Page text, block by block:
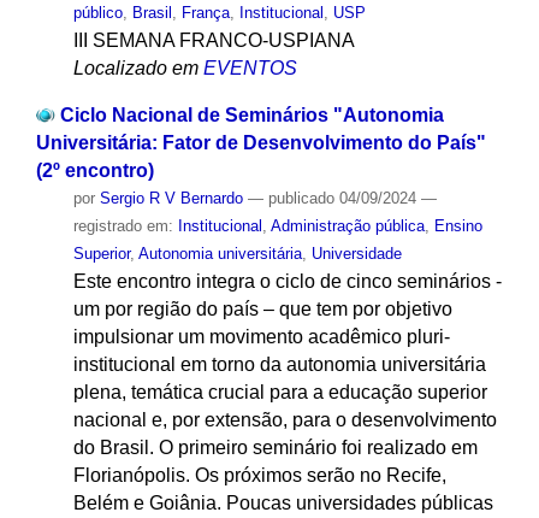
público, Brasil , França, Institucional , USP
III SEMANA FRANCO-USPIANA
Localizado em EVENTOS
Ciclo Nacional de Seminários "Autonomia
Universitária: Fator de Desenvolvimento do País"
(2º encontro)
por Sergio R V Bernardo — publicado04/09/2024 —
registrado em: Institucional Administração pública,
Ensino
Superior, Autonomia universitária, Universidade
Este encontro integra o ciclo de cinco seminários -
um por região do país – que tem por objetivo
impulsionar um movimento acadêmico pluri-
institucional em torno da autonomia universitária
plena, temática crucial para a educação superior
nacional e, por extensão, para o desenvolvimento
do Brasil. O primeiro seminário foi realizado em
Florianópolis. Os próximos serão no Recife,
Belém e Goiânia. Poucas universidades públicas